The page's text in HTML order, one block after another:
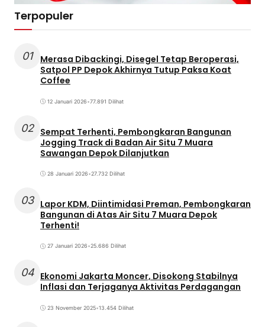
Terpopuler
01
Merasa Dibackingi, Disegel Tetap Beroperasi,
Satpol PP Depok Akhirnya Tutup Paksa Koat
Coffee
12 Januari 2026•77.891 Dilihat
02 Sempat Terhenti, Pembongkaran Bangunan
Jogging Track di Badan Air Situ 7 Muara
Sawangan Depok Dilanjutkan
28 Januari 2026•27.732 Dilihat
03 Lapor KDM, Diintimidasi Preman, Pembongkaran
Bangunan di Atas Air Situ 7 Muara Depok
Terhenti!
27 Januari 2026•25.686 Dilihat
04 Ekonomi Jakarta Moncer, Disokong Stabilnya
Inflasi dan Terjaganya Aktivitas Perdagangan
23 November 2025•13.454 Dilihat